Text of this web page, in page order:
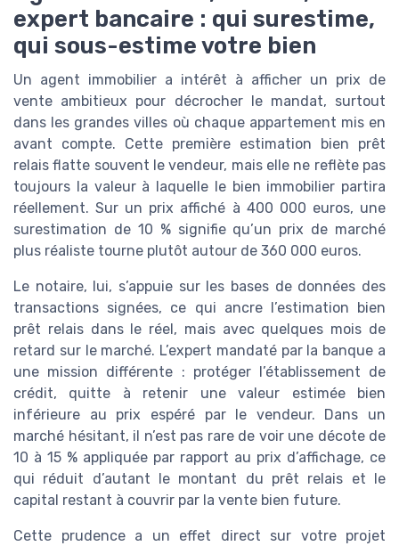
expert bancaire : qui surestime,
qui sous-estime votre bien
Un agent immobilier a intérêt à afficher un prix de
vente ambitieux pour décrocher le mandat, surtout
dans les grandes villes où chaque appartement mis en
avant compte. Cette première estimation bien prêt
relais flatte souvent le vendeur, mais elle ne reflète pas
toujours la valeur à laquelle le bien immobilier partira
réellement. Sur un prix affiché à 400 000 euros, une
surestimation de 10 % signifie qu’un prix de marché
plus réaliste tourne plutôt autour de 360 000 euros.
Le notaire, lui, s’appuie sur les bases de données des
transactions signées, ce qui ancre l’estimation bien
prêt relais dans le réel, mais avec quelques mois de
retard sur le marché. L’expert mandaté par la banque a
une mission différente : protéger l’établissement de
crédit, quitte à retenir une valeur estimée bien
inférieure au prix espéré par le vendeur. Dans un
marché hésitant, il n’est pas rare de voir une décote de
10 à 15 % appliquée par rapport au prix d’affichage, ce
qui réduit d’autant le montant du prêt relais et le
capital restant à couvrir par la vente bien future.
Cette prudence a un effet direct sur votre projet